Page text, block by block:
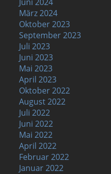
März 2024
Oktober 2023
September 2023
Juli 2023
Juni 2023
Mai 2023
April 2023
Oktober 2022
August 2022
Juli 2022
Juni 2022
Mai 2022
April 2022
Februar 2022
Januar 2022